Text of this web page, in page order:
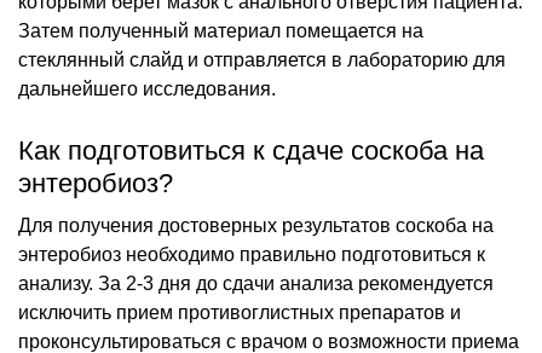
Затем полученный материал помещается на
стеклянный слайд и отправляется в лабораторию для
дальнейшего исследования.
Как подготовиться к сдаче соскоба на
энтеробиоз?
Для получения достоверных результатов соскоба на
энтеробиоз необходимо правильно подготовиться к
анализу. За 2-3 дня до сдачи анализа рекомендуется
исключить прием противоглистных препаратов и
проконсультироваться с врачом о возможности приема